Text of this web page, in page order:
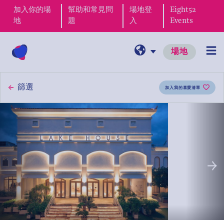
加入你的場
地
幫助和常見問
題
場地登
入
Eight52
Events
場地
篩選 加入我的喜愛清單